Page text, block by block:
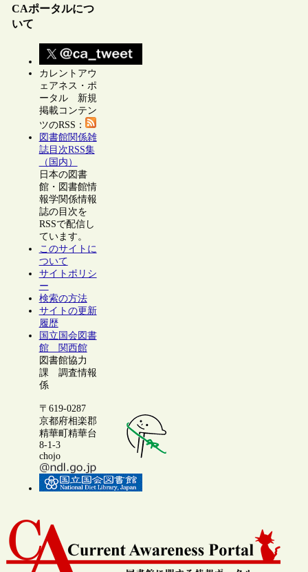
CAポータルにつ
いて
カレントアウ
ェアネス・ポ
ータル 新規
掲載コンテン
ツのRSS：
図書館関係雑
誌目次RSS集
（国内）
日本の図書
館・図書館情
報学関係情報
誌の目次を
RSSで配信し
ています。
このサイトに
ついて
サイトポリシ
ー
検索の方法
サイトの更新
履歴
国立国会図書
館 関西館
図書館協力
課 調査情報
係
〒619-0287
京都府相楽郡
精華町精華台
8-1-3
chojo